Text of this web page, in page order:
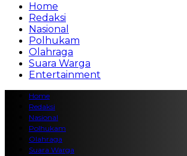
Home
Redaksi
Nasional
Polhukam
Olahraga
Suara Warga
Entertainment
Home
Redaksi
Nasional
Polhukam
Olahraga
Suara Warga